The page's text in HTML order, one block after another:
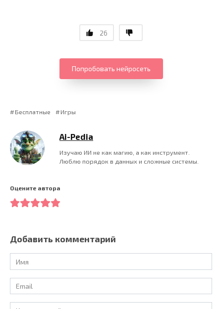
26
Попробовать нейросеть
Бесплатные Игры
Ai-Pedia
Изучаю ИИ не как магию, а как инструмент.
Люблю порядок в данных и сложные системы.
Оцените автора
Добавить комментарий
Имя
*
Email
*
Комментарий